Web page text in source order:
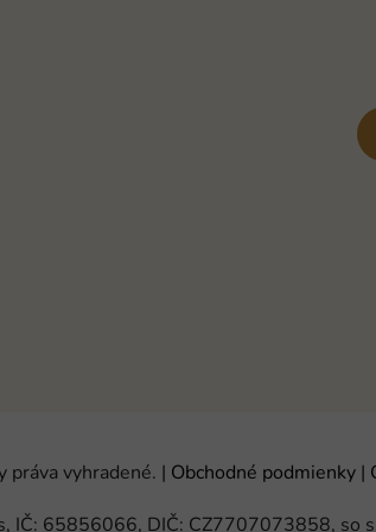
práva vyhradené. | Obchodné podmienky |
IČ: 65856066, DIČ: CZ7707073858, so